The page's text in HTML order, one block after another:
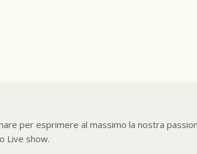
per esprimere al massimo la nostra
Live show.